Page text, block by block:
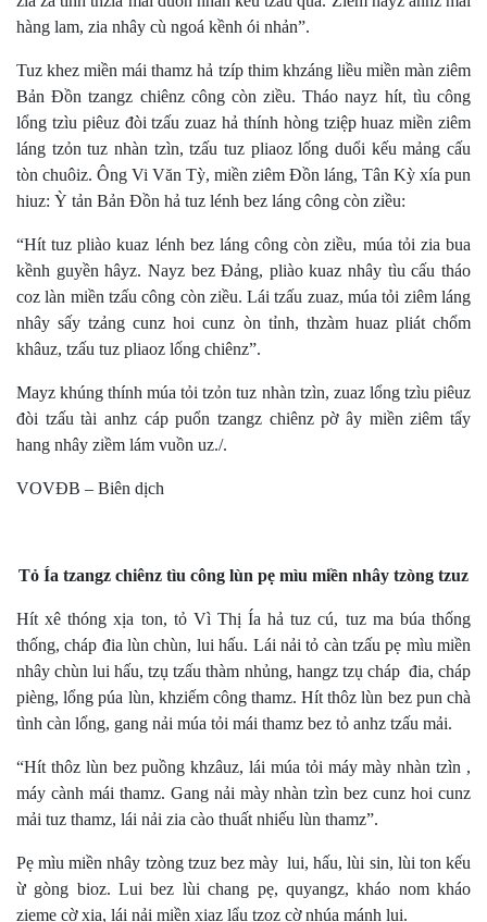
hàng lam, zia nhây cù ngoá kềnh ói nhản”.
Tuz khez miền mái thamz hả tzíp thim khzáng liều miền màn ziêm
Bản Đồn tzangz chiênz công còn ziều. Tháo nayz hít, tìu công
lổng tzìu piêuz đòi tzấu zuaz hả thính hòng tziệp huaz miền ziêm
láng tzỏn tuz nhàn tzìn, tzấu tuz pliaoz lống duổi kếu mảng cấu
tòn chuôiz. Ông Vi Văn Tỳ, miền ziêm Đồn láng, Tân Kỳ xía pun
hiuz: Ỳ tản Bản Đồn hả tuz lénh bez láng công còn ziều:
“Hít tuz pliào kuaz lénh bez láng công còn ziều, múa tỏi zia bua
kềnh guyền hâyz. Nayz bez Đảng, pliào kuaz nhây tìu cấu tháo
coz làn miền tzấu công còn ziều. Lái tzấu zuaz, múa tỏi ziêm láng
nhây sấy tzảng cunz hoi cunz òn tỉnh, thzàm huaz pliát chổm
khâuz, tzấu tuz pliaoz lống chiênz”.
Mayz khúng thính múa tỏi tzỏn tuz nhàn tzìn, zuaz lổng tzìu piêuz
đòi tzấu tài anhz cáp puổn tzangz chiênz pờ ây miền ziêm tẩy
hang nhây ziềm lám vuồn uz./.
VOVĐB – Biên dịch
Tỏ Ía tzangz chiênz tìu công lùn pẹ mìu miền nhây tzòng tzuz
Hít xê thóng xịa ton, tỏ Vì Thị Ía hả tuz cú, tuz ma búa thống
thống, cháp đia lùn chùn, lui hấu. Lái nải tỏ càn tzấu pẹ mìu miền
nhây chùn lui hấu, tzụ tzấu thàm nhủng, hangz tzụ cháp đia, cháp
pièng, lổng púa lùn, khziếm công thamz. Hít thôz lùn bez pun chà
tình càn lổng, gang nải múa tỏi mái thamz bez tỏ anhz tzấu mải.
“Hít thôz lùn bez puồng khzâuz, lái múa tỏi máy mày nhàn tzìn ,
máy cành mái thamz. Gang nải mày nhàn tzìn bez cunz hoi cunz
mải tuz thamz, lái nải zia cào thuất nhiếu lùn thamz”.
Pẹ mìu miền nhây tzòng tzuz bez mày lui, hấu, lùi sin, lùi ton kếu
ừ gòng bioz. Lui bez lùi chang pẹ, quyangz, kháo nom kháo
zieme cờ xia, lái nải miền xiaz lẩu tzoz cờ nhúa mánh lui.